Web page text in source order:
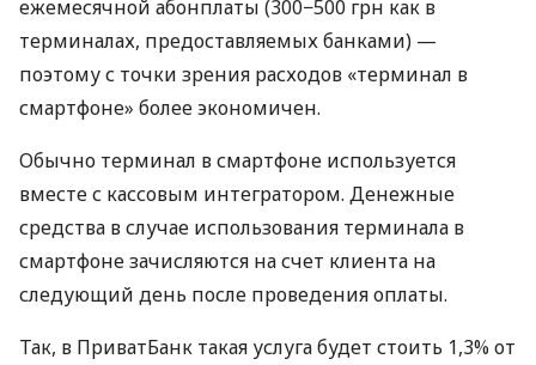
ежемесячной абонплаты (300−500 грн как в
терминалах, предоставляемых банками) —
поэтому с точки зрения расходов «терминал в
смартфоне» более экономичен.
Обычно терминал в смартфоне используется
вместе с кассовым интегратором. Денежные
средства в случае использования терминала в
смартфоне зачисляются на счет клиента на
следующий день после проведения оплаты.
Так, в ПриватБанк такая услуга будет стоить 1,3% от